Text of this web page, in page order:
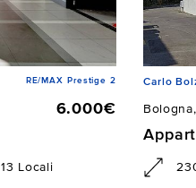
RE/MAX Prestige 2
6.000€
13 Locali
Carlo